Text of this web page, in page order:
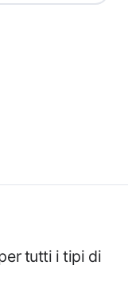
tutti i tipi di